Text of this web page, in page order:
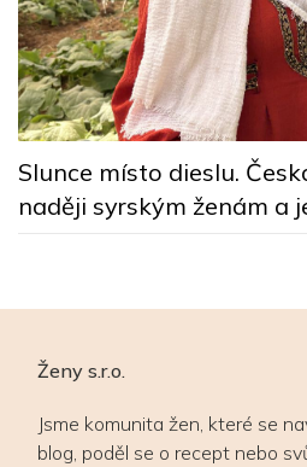
Slunce místo dieslu.
naději syrským ženám a
Ženy s.r.o.
Jsme komunita žen, které se
blog, poděl se o recept nebo